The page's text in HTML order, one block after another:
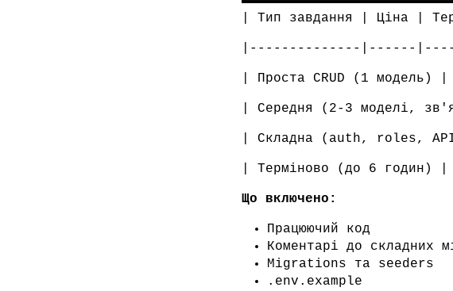
| Тип завдання | Ціна |
|--------------|------
| Проста CRUD (1
| Середня (2-3 моделі,
| Складна (auth, roles,
| Терміново (до 6 годин)
Що включено:
Працюючий код
Коментарі до складних
Migrations та seeders
.env.example